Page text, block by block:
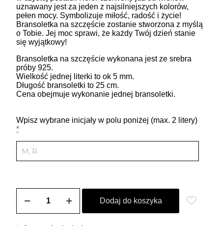
uznawany jest za jeden z najsilniejszych kolorów,
pełen mocy. Symbolizuje miłość, radość i życie!
Bransoletka na szczęście zostanie stworzona z myślą
o Tobie. Jej moc sprawi, że każdy Twój dzień stanie
się wyjątkowy!
Bransoletka na szczęście wykonana jest ze srebra
próby 925.
Wielkość jednej literki to ok 5 mm.
Długość bransoletki to 25 cm.
Cena obejmuje wykonanie jednej bransoletki.
Wpisz wybrane inicjały w polu poniżej (max. 2 litery)
*
Bransoletka
Dodaj do koszyka